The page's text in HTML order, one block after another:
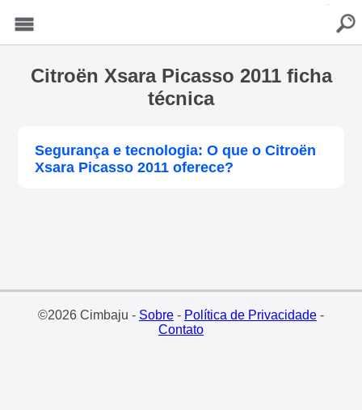
Citroën Xsara Picasso 2011 ficha
técnica
Segurança e tecnologia: O que o Citroën
Xsara Picasso 2011 oferece?
©2026 Cimbaju - Sobre- Política de Privacidade-
Contato